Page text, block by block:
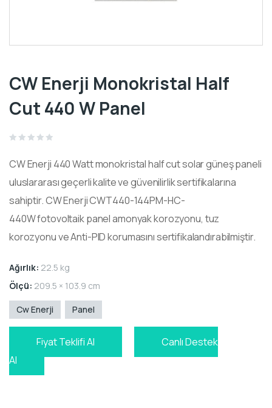
CW Enerji Monokristal Half
Cut 440 W Panel
out
CW Enerji 440 Wattmonokristal half cutsolar güneş paneli
uluslararası geçerli kalite ve güvenilirlik sertifikalarına
sahiptir.CW Enerji CWT440-144PM-HC-
440Wfotovoltaikpanel amonyak korozyonu, tuz
korozyonu ve Anti-PID korumasını sertifikalandırabilmiştir.
Ağırlık: 22.5 kg
Ölçü: 209.5 × 103.9 cm
Cw Enerji Panel
Fiyat Teklifi Al
Canlı Destek
Al